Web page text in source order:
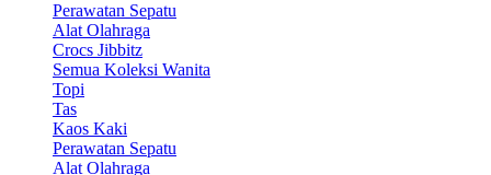
Perawatan Sepatu
Alat Olahraga
Crocs Jibbitz
Semua Koleksi Wanita
Topi
Tas
Kaos Kaki
Perawatan Sepatu
Alat Olahraga